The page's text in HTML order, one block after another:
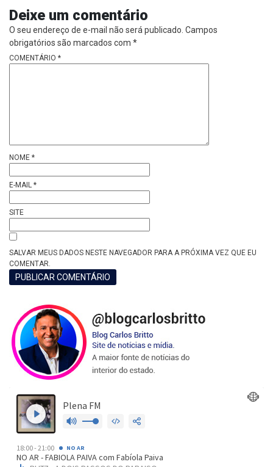
Deixe um comentário
O seu endereço de e-mail não será publicado. Campos
obrigatórios são marcados com *
COMENTÁRIO *
NOME *
E-MAIL *
SITE
SALVAR MEUS DADOS NESTE NAVEGADOR PARA A PRÓXIMA VEZ QUE EU
COMENTAR.